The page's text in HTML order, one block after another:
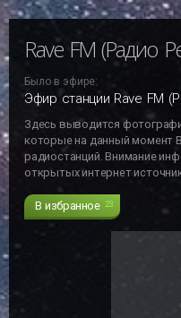
Rave FM (Радио
Было в эфире:
Эфир станции Rave FM
Здесь выводится
которые на данный момент
радиостанций. Внимание
открытых интернет
и может не отвечать
В избранное 23